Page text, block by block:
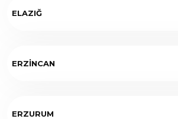
ELAZIĞ
ERZİNCAN
ERZURUM